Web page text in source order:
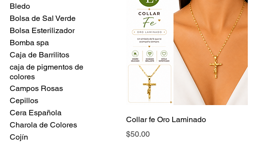
Bledo
Bolsa de Sal Verde
Bolsa Esterilizador
Bomba spa
Caja de Barrilitos
caja de pigmentos de
colores
Campos Rosas
Cepillos
Cera Española
Charola de Colores
Cojín
Collar fe Oro Laminado
Precio
$50.00